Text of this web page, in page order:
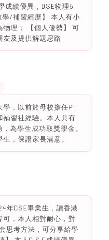
成績優異，DSE物理5
/補習經歷】 本人有小
物理； 【個人優勢】 可
友及提供解題思路
，以前於母校擔任PT
補習社經驗。本人具有
為學生成功取獎學金。
，保證家長滿意。
年DSE畢業生，讀香港
可，本人相對耐心，對
思考方法，可分享給學